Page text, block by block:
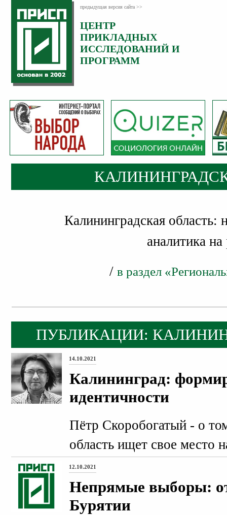
предыдущая версия сайта >>
ЦЕНТР
ПРИКЛАДНЫХ
ИССЛЕДОВАНИЙ И
ПРОГРАММ
Калининградская область:
аналитика
/ в раздел
ПУБЛИКАЦИИ:
14.10.2021
Калининград:
идентичности
Пётр Скоробогатый - о
область ищет свое место
12.10.2021
Непрямые выборы:
Бурятии